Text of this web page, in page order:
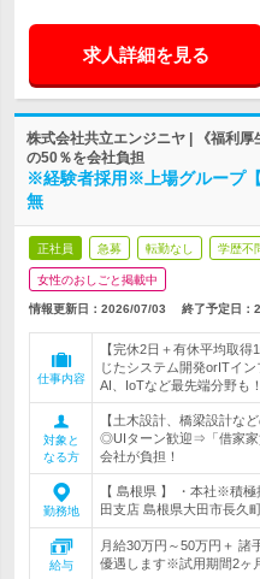
求人詳細を見る
株式会社共立エンジニヤ | 《福利
の50％を会社負担
※経験者採用※上場グループ
無
正社員 急募 転勤なし 学歴不
女性のおしごと掲載中
情報更新日：2026/07/03 終了予定日：
仕事内容
【完休2日＋有休平均取
じたシステム開発orITイ
AI、IoTなど最先端分野も！
対象と
なる方
【土木設計、橋梁設計な
◎UIターン歓迎⇒「借家家
会社が負担！
勤務地
【 島根県 】 ・本社※積
田支店 島根県大田市長久
給与
月給30万円～50万円＋ 諸
優遇します※試用期間2ヶ